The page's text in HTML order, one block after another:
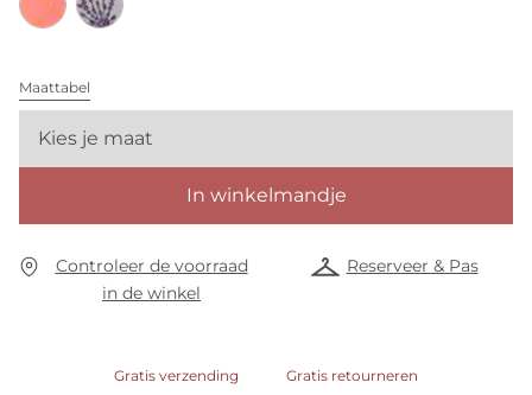
Maattabel
Kies je maat
In winkelmandje
Controleer de voorraad
in de winkel
Reserveer & Pas
Gratis verzending Gratis retourneren